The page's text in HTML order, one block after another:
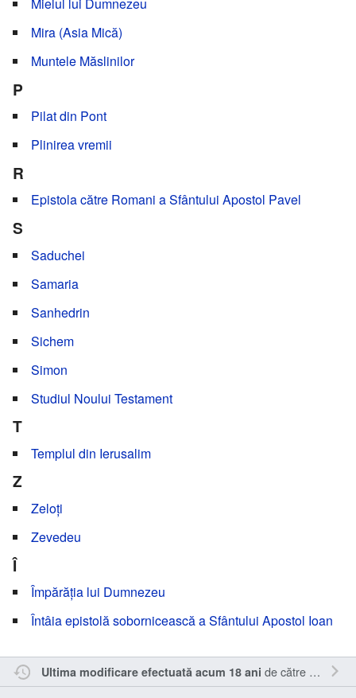
Mira (Asia Mică)
Muntele Măslinilor
P
Pilat din Pont
Plinirea vremii
R
Epistola către Romani a Sfântului Apostol Pavel
S
Saduchei
Samaria
Sanhedrin
Sichem
Simon
Studiul Noului Testament
T
Templul din Ierusalim
Z
Zeloți
Zevedeu
Î
Împărăția lui Dumnezeu
Întâia epistolă sobornicească a Sfântului Apostol Ioan
Ultima modificare efectuată acum 18 ani de către Magda